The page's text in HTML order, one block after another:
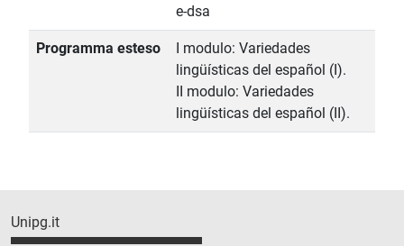
e-dsa
Programma esteso
I modulo: Variedades
lingüísticas del español (I).
II modulo: Variedades
lingüísticas del español (II).
Unipg.it